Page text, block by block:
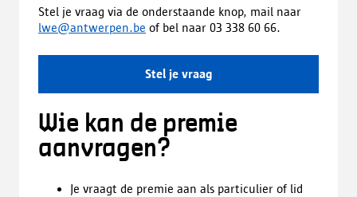
Stel je vraag via de onderstaande knop, mail naar
lwe@antwerpen.be of bel naar 03 338 60 66.
Stel je vraag
Wie kan de premie
aanvragen?
Je vraagt de premie aan als particulier of lid